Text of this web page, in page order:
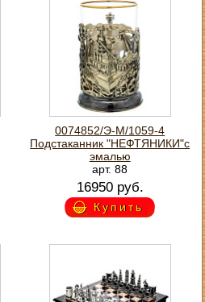
0074852/Э-М/1059-4
Подстаканник "НЕФТЯНИКИ"с
эмалью
арт. 88
16950 руб.
Купить